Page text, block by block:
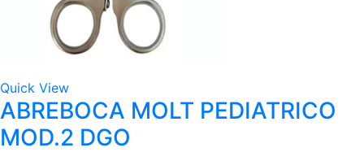
Quick View
ABREBOCA MOLT PEDIATRICO
MOD.2 DGO